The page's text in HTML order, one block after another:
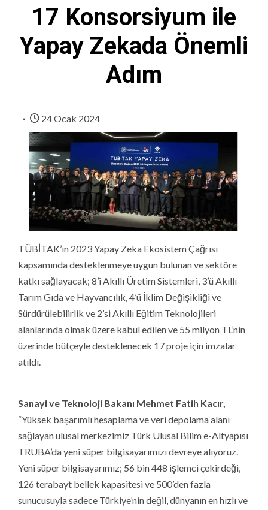
17 Konsorsiyum ile
Yapay Zekada Önemli
Adım
24 Ocak 2024
TÜBİTAK’ın 2023 Yapay Zeka Ekosistem Çağrısı
kapsamında desteklenmeye uygun bulunan ve sektöre
katkı sağlayacak; 8’i Akıllı Üretim Sistemleri, 3’ü Akıllı
Tarım Gıda ve Hayvancılık, 4’ü İklim Değişikliği ve
Sürdürülebilirlik ve 2’si Akıllı Eğitim Teknolojileri
alanlarında olmak üzere kabul edilen ve 55 milyon TL’nin
üzerinde bütçeyle desteklenecek 17 proje için imzalar
atıldı.
Sanayi ve Teknoloji Bakanı Mehmet Fatih Kacır,
“Yüksek başarımlı hesaplama ve veri depolama alanı
sağlayan ulusal merkezimiz Türk Ulusal Bilim e-Altyapısı
TRUBA’da yeni süper bilgisayarımızı devreye alıyoruz.
Yeni süper bilgisayarımız; 56 bin 448 işlemci çekirdeği,
126 terabayt bellek kapasitesi ve 500’den fazla
sunucusuyla sadece Türkiye’nin değil, dünyanın en hızlı ve